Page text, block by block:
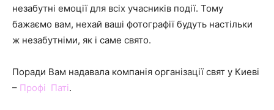
незабутні емоції для всіх учасників події. Тому
бажаємо вам, нехай ваші фотографії будуть настільки
ж незабутніми, як і саме свято.
Поради Вам надавала компанія організації свят у Киеві
– Профі Паті.